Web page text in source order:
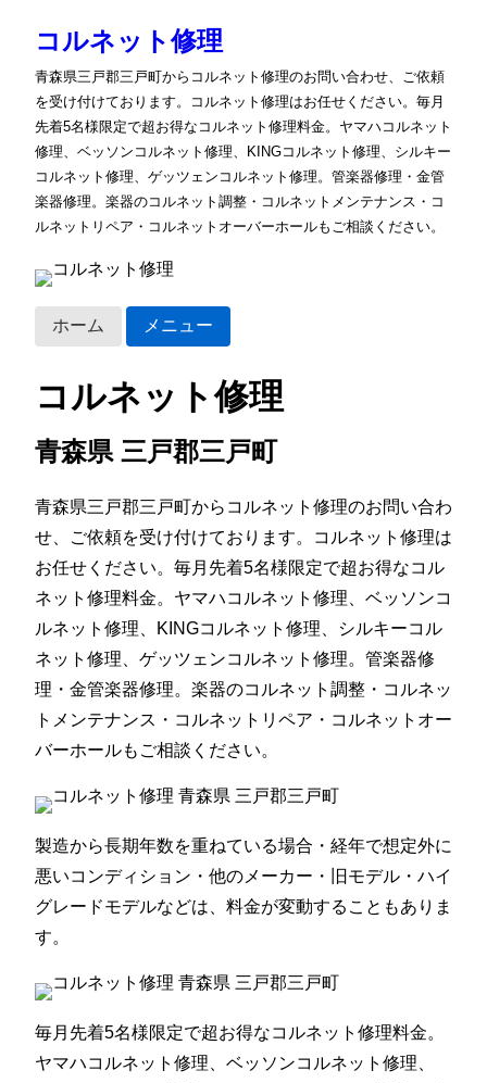
コルネット修理
青森県三戸郡三戸町からコルネット修理のお問い合わせ、ご依頼
を受け付けております。コルネット修理はお任せください。毎月
先着5名様限定で超お得なコルネット修理料金。ヤマハコルネット
修理、ベッソンコルネット修理、KINGコルネット修理、シルキー
コルネット修理、ゲッツェンコルネット修理。管楽器修理・金管
楽器修理。楽器のコルネット調整・コルネットメンテナンス・コ
ルネットリペア・コルネットオーバーホールもご相談ください。
ホーム メニュー
コルネット修理
青森県 三戸郡三戸町
青森県三戸郡三戸町からコルネット修理のお問い合わ
せ、ご依頼を受け付けております。コルネット修理は
お任せください。毎月先着5名様限定で超お得なコル
ネット修理料金。ヤマハコルネット修理、ベッソンコ
ルネット修理、KINGコルネット修理、シルキーコル
ネット修理、ゲッツェンコルネット修理。管楽器修
理・金管楽器修理。楽器のコルネット調整・コルネッ
トメンテナンス・コルネットリペア・コルネットオー
バーホールもご相談ください。
製造から長期年数を重ねている場合・経年で想定外に
悪いコンディション・他のメーカー・旧モデル・ハイ
グレードモデルなどは、料金が変動することもありま
す。
毎月先着5名様限定で超お得なコルネット修理料金。
ヤマハコルネット修理、ベッソンコルネット修理、